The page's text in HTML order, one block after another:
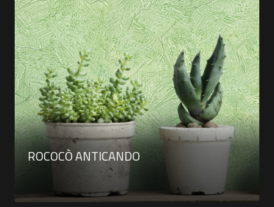
ROCOCÒ ANTICANDO